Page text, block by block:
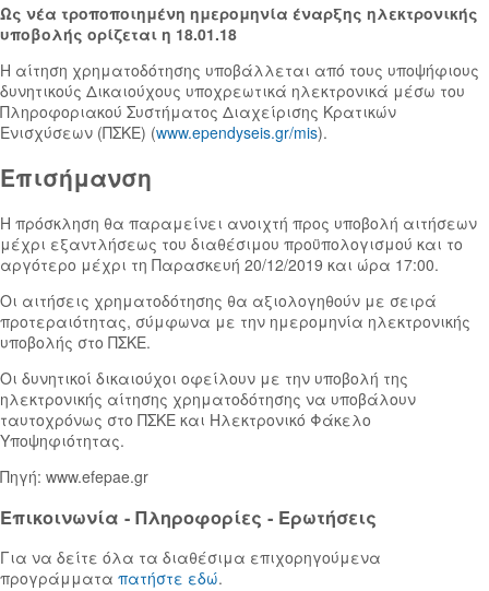
Ως νέα τροποποιημένη ημερομηνία έναρξης ηλεκτρονικής
υποβολής ορίζεται η 18.01.18
Η αίτηση χρηματοδότησης υποβάλλεται από τους υποψήφιους
δυνητικούς Δικαιούχους υποχρεωτικά ηλεκτρονικά μέσω του
Πληροφοριακού Συστήματος Διαχείρισης Κρατικών
Ενισχύσεων (ΠΣΚΕ) (www.ependyseis.gr/mis).
Επισήμανση
Η πρόσκληση θα παραμείνει ανοιχτή προς υποβολή αιτήσεων
μέχρι εξαντλήσεως του διαθέσιμου προϋπολογισμού και το
αργότερο μέχρι τη Παρασκευή 20/12/2019 και ώρα 17:00.
Οι αιτήσεις χρηματοδότησης θα αξιολογηθούν με σειρά
προτεραιότητας, σύμφωνα με την ημερομηνία ηλεκτρονικής
υποβολής στο ΠΣΚΕ.
Οι δυνητικοί δικαιούχοι οφείλουν με την υποβολή της
ηλεκτρονικής αίτησης χρηματοδότησης να υποβάλουν
ταυτοχρόνως στο ΠΣΚΕ και Ηλεκτρονικό Φάκελο
Υποψηφιότητας.
Πηγή: www.efepae.gr
Επικοινωνία - Πληροφορίες ‐ Ερωτήσεις
Για να δείτε όλα τα διαθέσιμα επιχορηγούμενα
προγράμματα πατήστε εδώ.